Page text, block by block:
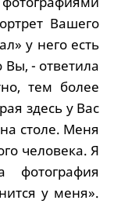
Вашего
у него есть
- ответила
тем более
здесь у Вас
столе. Меня
человека. Я
у меня».